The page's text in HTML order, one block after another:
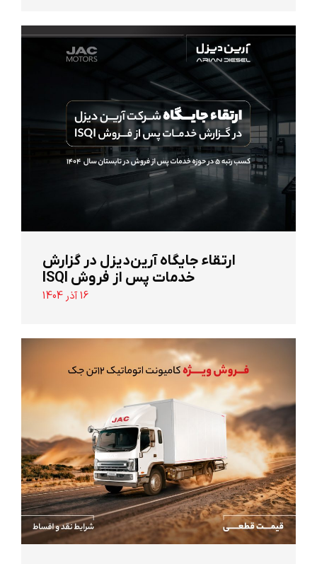
ارتقاء جایگاه آرین‌دیزل در گزارش
خدمات پس از فروش ISQI
16 آذر 1404